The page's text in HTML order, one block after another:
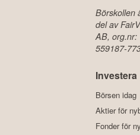
Börskollen
del av
AB, org.nr:
559187-
Investera
Börsen idag
Aktier för
Fonder för